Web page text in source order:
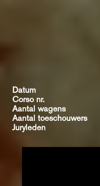
Datum
Corso nr.
Aantal wagens
Aantal toeschouwers
Juryleden